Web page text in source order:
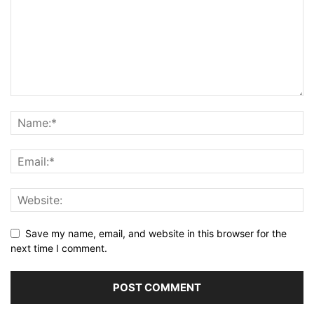
Save my name, email, and website in this browser for the
next time I comment.